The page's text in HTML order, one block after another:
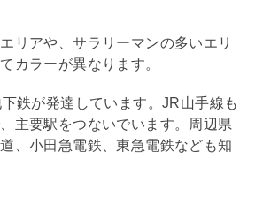
リアや、サラリーマンの多いエリ
カラーが異なります。
鉄が発達しています。JR山手線も
主要駅をつないでいます。周辺県
、小田急電鉄、東急電鉄なども知